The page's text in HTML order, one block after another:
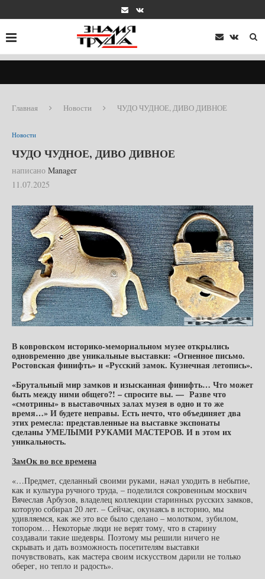
Главная Новости ЧУДО ЧУДНОЕ, ДИВО ДИВНОЕ
Новости
ЧУДО ЧУДНОЕ, ДИВО ДИВНОЕ
написано Manager
11.07.2025
В ковровском историко-мемориальном музее открылись
одновременно две уникальные выставки: «Огненное письмо.
Ростовская финифть» и «Русский замок. Кузнечная летопись».
«Брутальный мир замков и изысканная финифть… Что может
быть между ними общего?! – спросите вы. — Разве что
«смотрины» в выставочных залах музея в одно и то же
время…» И будете неправы. Есть нечто, что объединяет два
этих ремесла: представленные на выставке экспонаты
сделаны УМЕЛЫМИ РУКАМИ МАСТЕРОВ. И в этом их
уникальность.
ЗамОк во все времена
«…Предмет, сделанный своими руками, начал уходить в небытие,
как и культура ручного труда, – поделился сокровенным москвич
Вячеслав Арбузов, владелец коллекции старинных русских замков,
которую собирал 20 лет. – Сейчас, окунаясь в историю, мы
удивляемся, как же это все было сделано – молотком, зубилом,
топором… Некоторые люди не верят тому, что в старину
создавали такие шедевры. Поэтому мы решили ничего не
скрывать и дать возможность посетителям выставки
почувствовать, как мастера своим искусством дарили не только
оберег, но тепло и радость».